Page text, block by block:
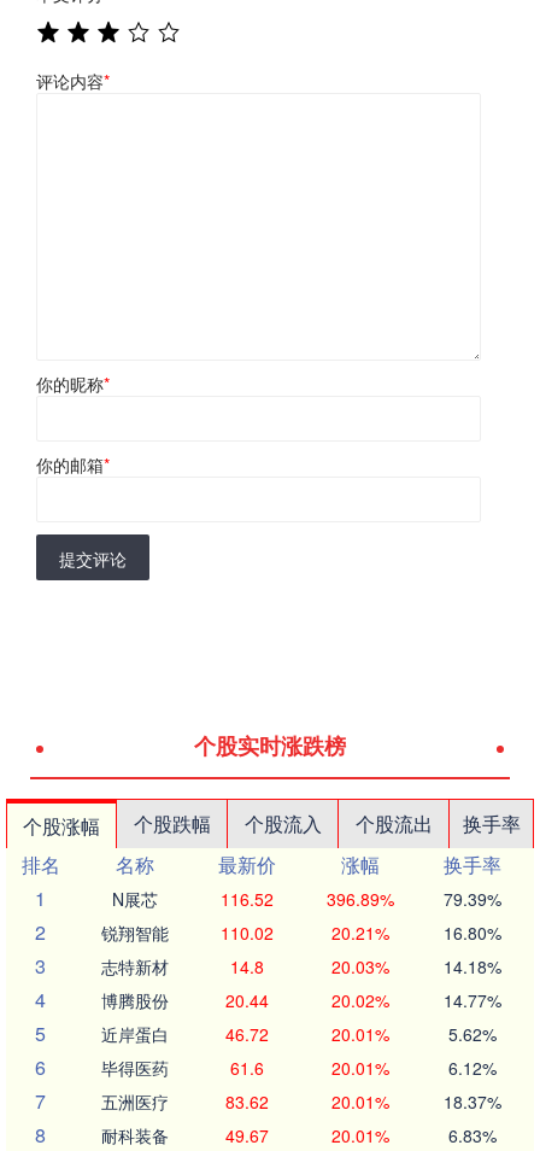
评论内容*
你的昵称*
你的邮箱*
提交评论
个股实时涨跌榜
个股涨幅 个股跌幅 个股流入 个股流出
换手率
排名
名称 最新价 涨幅
换手率
1
N展芯 116.52 396.89% 79.39%
2 锐翔智能 110.02 20.21% 16.80%
3 志特新材 14.8 20.03% 14.18%
4 博腾股份 20.44 20.02% 14.77%
5 近岸蛋白 46.72 20.01% 5.62%
6 毕得医药 61.6 20.01% 6.12%
7 五洲医疗 83.62 20.01% 18.37%
8 耐科装备 49.67 20.01% 6.83%